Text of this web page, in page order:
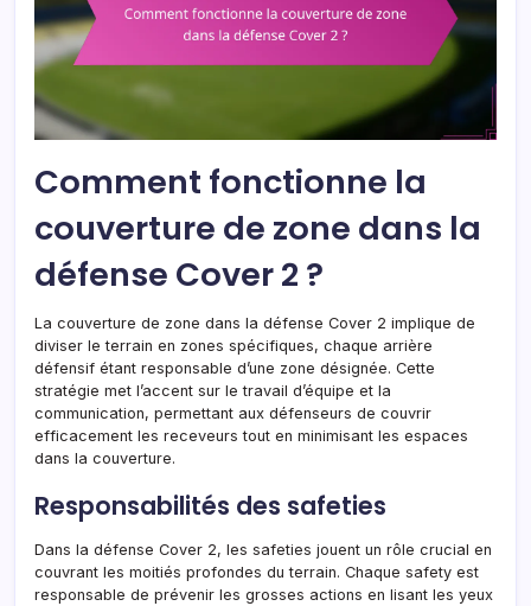
Comment fonctionne la
couverture de zone dans la
défense Cover 2 ?
La couverture de zone dans la défense Cover 2 implique de
diviser le terrain en zones spécifiques, chaque arrière
défensif étant responsable d’une zone désignée. Cette
stratégie met l’accent sur le travail d’équipe et la
communication, permettant aux défenseurs de couvrir
efficacement les receveurs tout en minimisant les espaces
dans la couverture.
Responsabilités des safeties
Dans la défense Cover 2, les safeties jouent un rôle crucial en
couvrant les moitiés profondes du terrain. Chaque safety est
responsable de prévenir les grosses actions en lisant les yeux